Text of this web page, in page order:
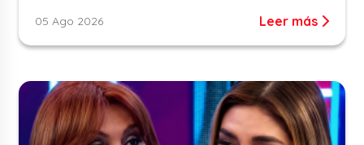
05 Ago 2026 Leer más